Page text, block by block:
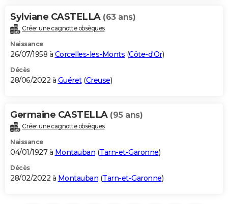
Sylviane CASTELLA (63 ans)
Créer une cagnotte obsèques
Naissance
26/07/1958 à Corcelles-les-Monts (Côte-d'Or)
Décès
28/06/2022 à Guéret(Creuse)
Germaine CASTELLA (95 ans)
Créer une cagnotte obsèques
Naissance
04/01/1927 à Montauban (Tarn-et-Garonne)
Décès
28/02/2022 à Montauban (Tarn-et-Garonne)